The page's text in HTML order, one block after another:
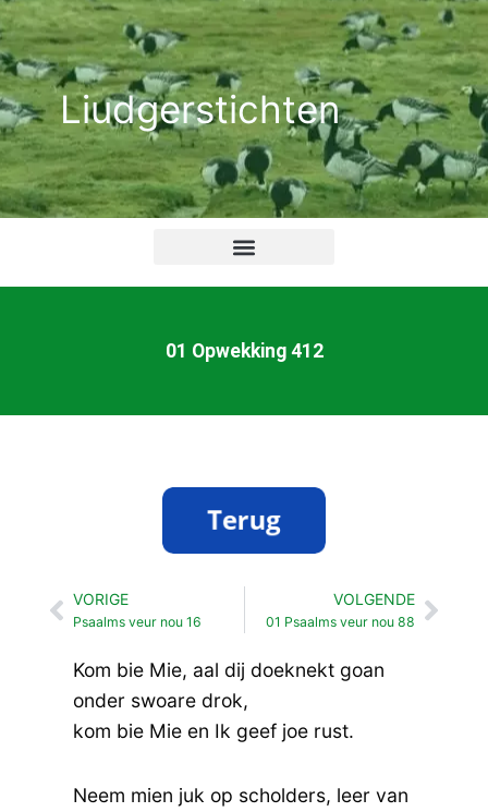
Ga
naar
de
inhoudLiudgerstichten
01 Opwekking 412
Vorige
VORIGE
Psaalms veur nou 16
VOLGENDE
01 Psaalms veur nou 88
Kom bie Mie, aal dij doeknekt goan
onder swoare drok,
kom bie Mie en Ik geef joe rust.
Neem mien juk op scholders, leer van